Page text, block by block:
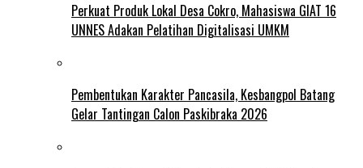
Perkuat Produk Lokal Desa Cokro, Mahasiswa GIAT 16
UNNES Adakan Pelatihan Digitalisasi UMKM
Pembentukan Karakter Pancasila, Kesbangpol Batang
Gelar Tantingan Calon Paskibraka 2026